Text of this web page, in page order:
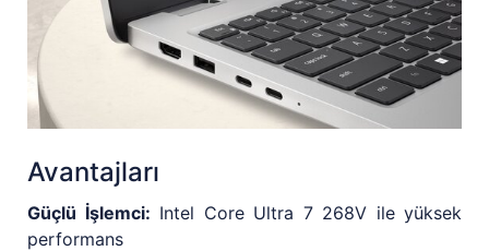
Avantajları
Güçlü İşlemci: Intel Core Ultra 7 268V ile yüksek
performans